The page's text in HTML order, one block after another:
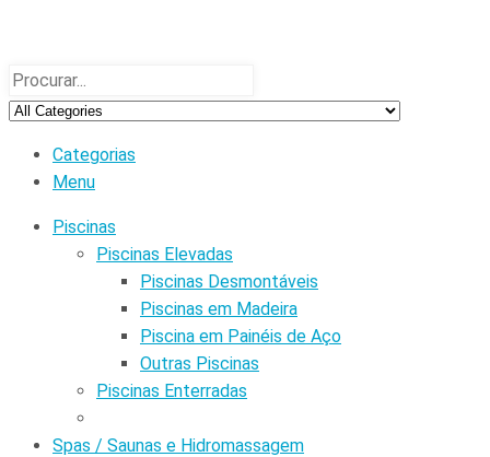
Categorias
Menu
Piscinas
Piscinas Elevadas
Piscinas Desmontáveis
Piscinas em Madeira
Piscina em Painéis de Aço
Outras Piscinas
Piscinas Enterradas
Spas / Saunas e Hidromassagem